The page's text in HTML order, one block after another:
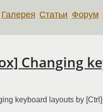
Галерея Статьи Форум
Changing
keyboard layouts by